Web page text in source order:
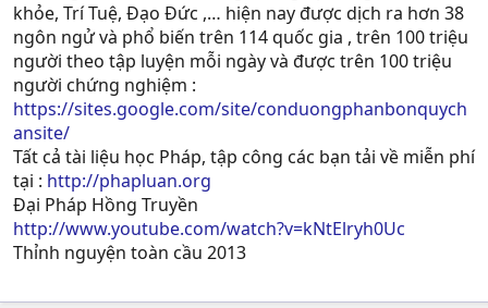
khỏe, Trí Tuệ, Ðạo Ðức ,… hiện nay được dịch ra hơn 38
ngôn ngử và phổ biến trên 114 quốc gia , trên 100 triệu
người theo tập luyện mỗi ngày và được trên 100 triệu
người chứng nghiệm :
https://sites.google.com/site/conduongphanbonquych
ansite/
Tất cả tài liệu học Pháp, tập công các bạn tải về miễn phí
tại : http://phapluan.org
Đại Pháp Hồng Truyền
http://www.youtube.com/watch?v=kNtElryh0Uc
Thỉnh nguyện toàn cầu 2013